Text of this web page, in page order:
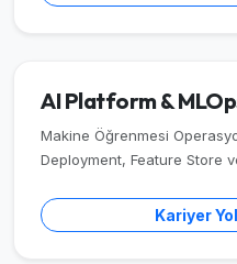
AI Platform &
Makine Öğrenmesi
Deployment, Feature Store
Kariyer